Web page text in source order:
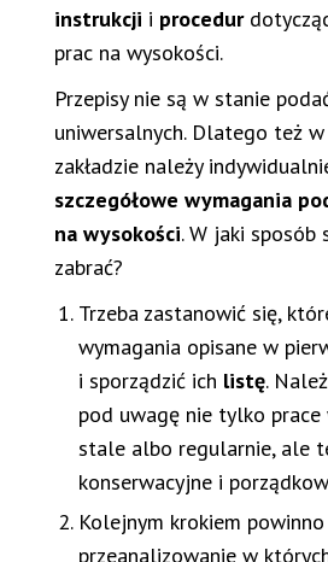
instrukcji i procedur
prac na wysokości.
Przepisy nie są w stanie
uniwersalnych. Dlatego też w
zakładzie należy
szczegółowe wymagania
na wysokości. W jaki sposób
zabrać?
Trzeba zastanowić się,
wymagania opisane w
i sporządzić ich listę.
pod uwagę nie tylko prace
stale albo regularnie, ale
konserwacyjne i
Kolejnym krokiem
przeanalizowanie w